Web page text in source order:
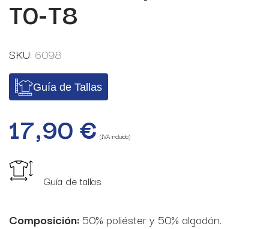
T0-T8
SKU: 6098
Guía de Tallas
17,90€ (IVA incluido)
Guía de tallas
Composición: 50% poliéster y 50% algodón.